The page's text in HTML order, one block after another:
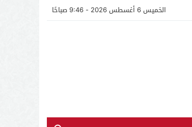
الخميس 6 أغسطس 2026 - 9:46 صباحًا